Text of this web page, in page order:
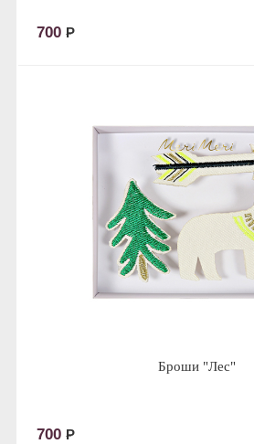
700 Р
Броши "Лес"
700 Р